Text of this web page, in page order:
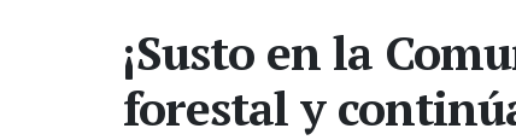
¡Susto en la
forestal y